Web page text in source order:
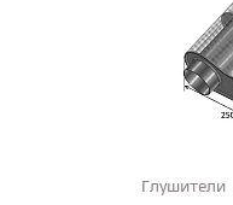
Глушители